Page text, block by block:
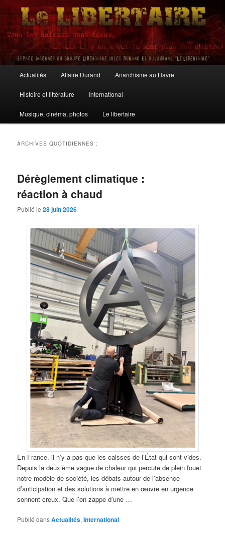
Aller
contenu
principal
Aller
contenu
secondaire
Le Libertaire
principal
Actualités Affaire Durand Anarchisme au Havre
Histoire et littérature International
Musique, cinéma, photos Le libertaire
ARCHIVES QUOTIDIENNES :
Dérèglement climatique :
réaction à chaud
Publié le28 juin 2026
En France, il n’y a pas que les caisses de l’État qui sont vides.
Depuis la deuxième vague de chaleur qui percute de plein fouet
notre modèle de société, les débats autour de l’absence
d’anticipation et des solutions à mettre en œuvre en urgence
sonnent creux. Que l’on zappe d’une …
Publié dansActualités,International